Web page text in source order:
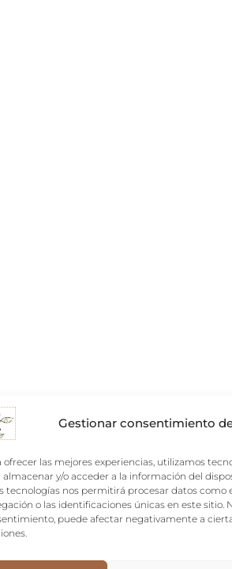
Gestionar consentimiento
ofrecer las mejores experiencias, utilizamos
almacenar y/o acceder a la información del
tecnologías nos permitirá procesar datos
o las identificaciones únicas en este sitio.
puede afectar negativamente a